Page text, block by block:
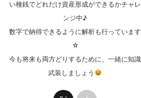
い種銭でどれだけ資産形成ができるかチャレ
ンジ中♪
数字で納得できるように解析も行っています
☆
今も将来も両方どりするために、一緒に知識
武装しましょう